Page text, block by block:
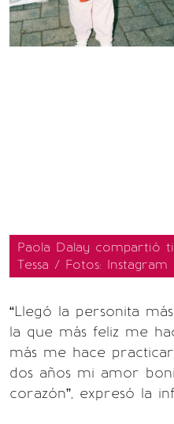
Paola Dalay compartió
Tessa / Fotos: Instagram
“Llegó la personita
la que más feliz me
más me hace
dos años mi amor
corazón”, expresó la